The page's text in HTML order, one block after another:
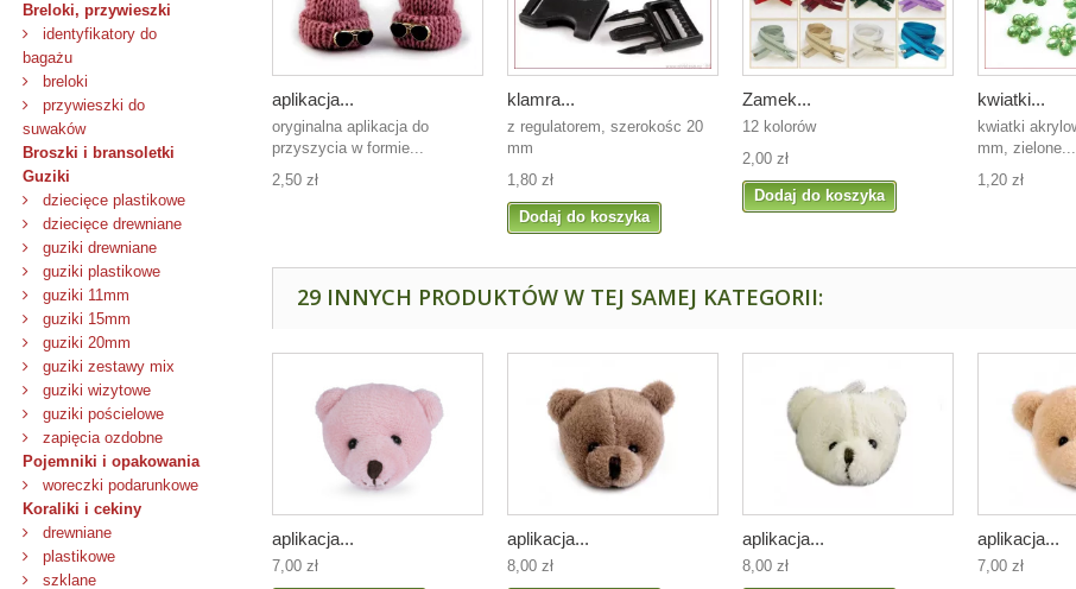
Breloki, przywieszki
identyfikatory do
bagażu
breloki
przywieszki do
suwaków
Broszki i bransoletki
Guziki
dziecięce plastikowe
dziecięce drewniane
guziki drewniane
guziki plastikowe
guziki 11mm
guziki 15mm
guziki 20mm
guziki zestawy mix
guziki wizytowe
guziki pościelowe
zapięcia ozdobne
Pojemniki i opakowania
woreczki podarunkowe
Koraliki i cekiny
drewniane
plastikowe
szklane
aplikacja...
oryginalna aplikacja do
przyszycia w formie...
2,50 zł
klamra...
z regulatorem, szerokośc 20
mm
1,80 zł
Dodaj do koszyka
Zamek...
12 kolorów
2,00 zł
Dodaj do koszyka
kwiatki...
kwiatki
mm, zielone...
1,20 zł
29 INNYCH PRODUKTÓW W TEJ SAMEJ KATEGORII:
aplikacja...
7,00 zł
aplikacja...
8,00 zł
aplikacja...
8,00 zł
aplikacja...
7,00 zł